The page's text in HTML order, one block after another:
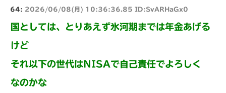
64: 2026/06/08(月) 10:36:36.85 ID:SvARHaGx0
国としては、とりあえず氷河期までは年金あげる
けど
それ以下の世代はNISAで自己責任でよろしく
なのかな